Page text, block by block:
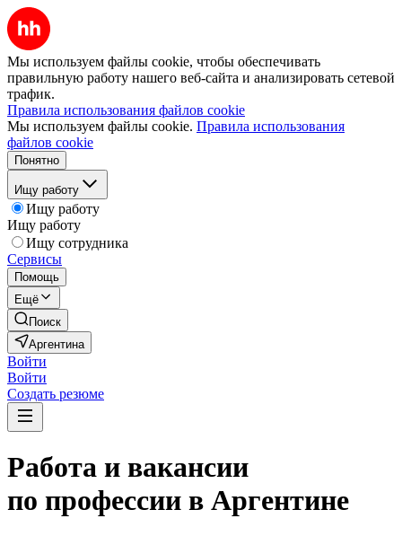
Мы используем файлы cookie, чтобы обеспечивать
правильную работу нашего веб-сайта и анализировать сетевой
трафик.
Правила использования файлов cookie
Мы используем файлы cookie. Правила использования
файлов cookie
Понятно
Ищу работу
Ищу работу
Ищу работу
Ищу сотрудника
Сервисы
Помощь
Ещё
Поиск
Аргентина
Войти
Войти
Создать резюме
Работа и вакансии
по профессии в Аргентине